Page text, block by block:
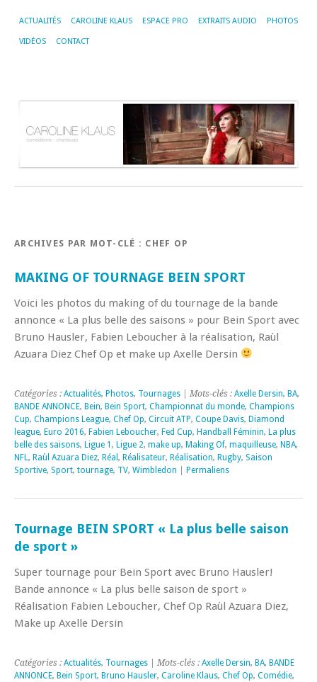
ACTUALITÉS CAROLINE KLAUS ESPACE PRO EXTRAITS AUDIO PHOTOS
VIDÉOS CONTACT
ARCHIVES PAR MOT-CLÉ : CHEF OP
MAKING OF TOURNAGE BEIN SPORT
Voici les photos du making of du tournage de la bande
annonce « La plus belle des saisons » pour Bein Sport avec
Bruno Hausler, Fabien Leboucher à la réalisation, Raùl
Azuara Diez Chef Op et make up Axelle Dersin
Catégories : Actualités, Photos, Tournages | Mots-clés : Axelle Dersin, BA,
BANDE ANNONCE, Bein, Bein Sport, Championnat du monde, Champions
Cup, Champions League, Chef Op, Circuit ATP, Coupe Davis, Diamond
league, Euro 2016, Fabien Leboucher, Fed Cup, Handball Féminin, La plus
belle des saisons, Ligue 1 , Ligue 2, make up, Making Of, maquilleuse, NBA,
NFL , Raùl Azuara Diez, Réal , Réalisateur, Réalisation, Rugby, Saison
Sportive, Sport, tournage, TV, Wimbledon Permaliens
Tournage BEIN SPORT « La plus belle saison
de sport »
Super tournage pour Bein Sport avec Bruno Hausler​!
Bande annonce « La plus belle saison de sport »
Réalisation Fabien Leboucher, Chef Op Raùl Azuara Diez,
Make up Axelle Dersin
Catégories : Actualités, Tournages | Mots-clés : Axelle Dersin, BA, BANDE
ANNONCE, Bein Sport, Bruno Hausler, Caroline Klaus, Chef Op, Comédie,